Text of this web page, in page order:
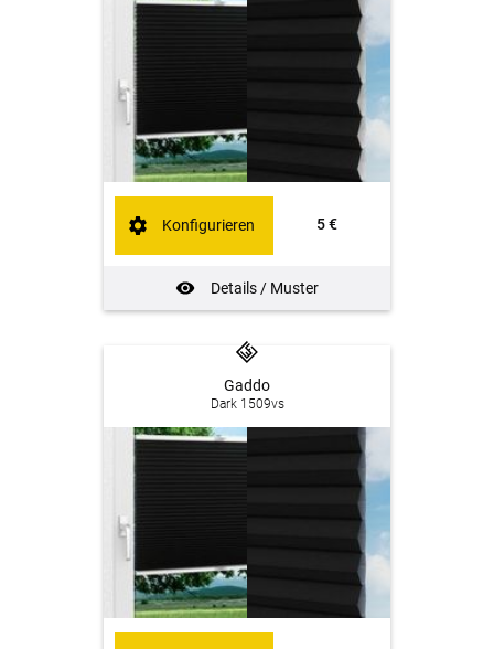
5 €
Details / Muster
Konfigurieren
Gaddo
Dark 1509vs